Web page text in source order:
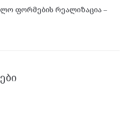
ფორმების რეალიზაცია –